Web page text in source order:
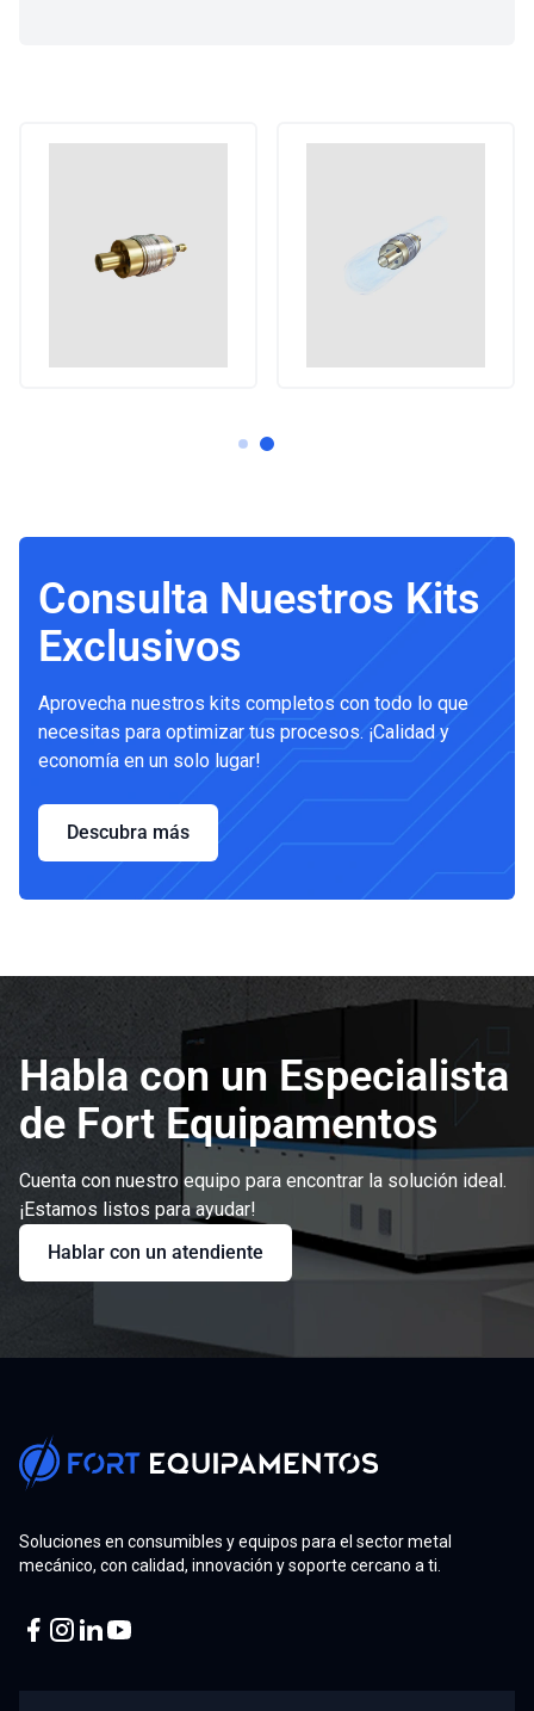
Consulta Nuestros Kits
Exclusivos
Aprovecha nuestros kits completos con todo lo que
necesitas para optimizar tus procesos. ¡Calidad y
economía en un solo lugar!
Descubra más
Habla con un Especialista
de Fort Equipamentos
Cuenta con nuestro equipo para encontrar la solución ideal.
¡Estamos listos para ayudar!
Hablar con un atendiente
Soluciones en consumibles y equipos para el sector metal
mecánico, con calidad, innovación y soporte cercano a ti.